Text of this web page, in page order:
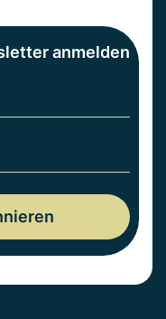
anmelden